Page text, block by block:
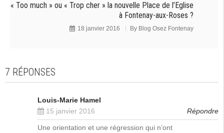
« Too much » ou « Trop cher » la nouvelle Place de l’Eglise
à Fontenay-aux-Roses ?
18 janvier 2016 By Blog Osez Fontenay
7 RÉPONSES
Louis-Marie Hamel
15 janvier 2016
Répondre
Une orientation et une régression qui n’ont